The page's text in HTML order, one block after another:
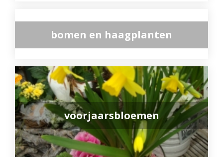
bomen en haagplanten
voorjaarsbloemen